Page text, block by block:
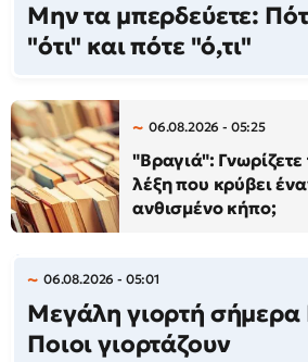
Μην τα μπερδεύετε:
"ότι" και πότε "ό,τι"
06.08.2026 - 05:25
"Βραγιά": Γνωρίζετε
λέξη που κρύβει
ανθισμένο κήπο;
06.08.2026 - 05:01
Μεγάλη γιορτή σήμερα
Ποιοι γιορτάζουν